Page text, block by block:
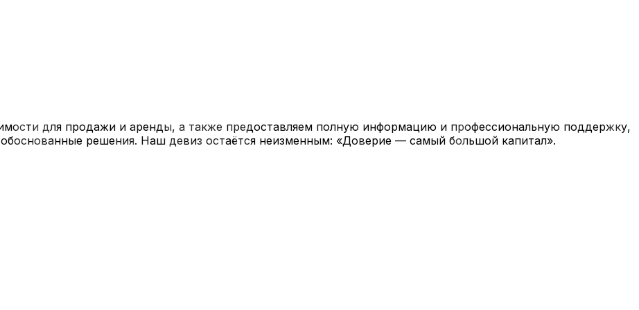
для продажи и аренды, а также предоставляем полную информацию и профессиональную поддержку,
решения. Наш девиз остаётся неизменным: «Доверие — самый большой капитал».